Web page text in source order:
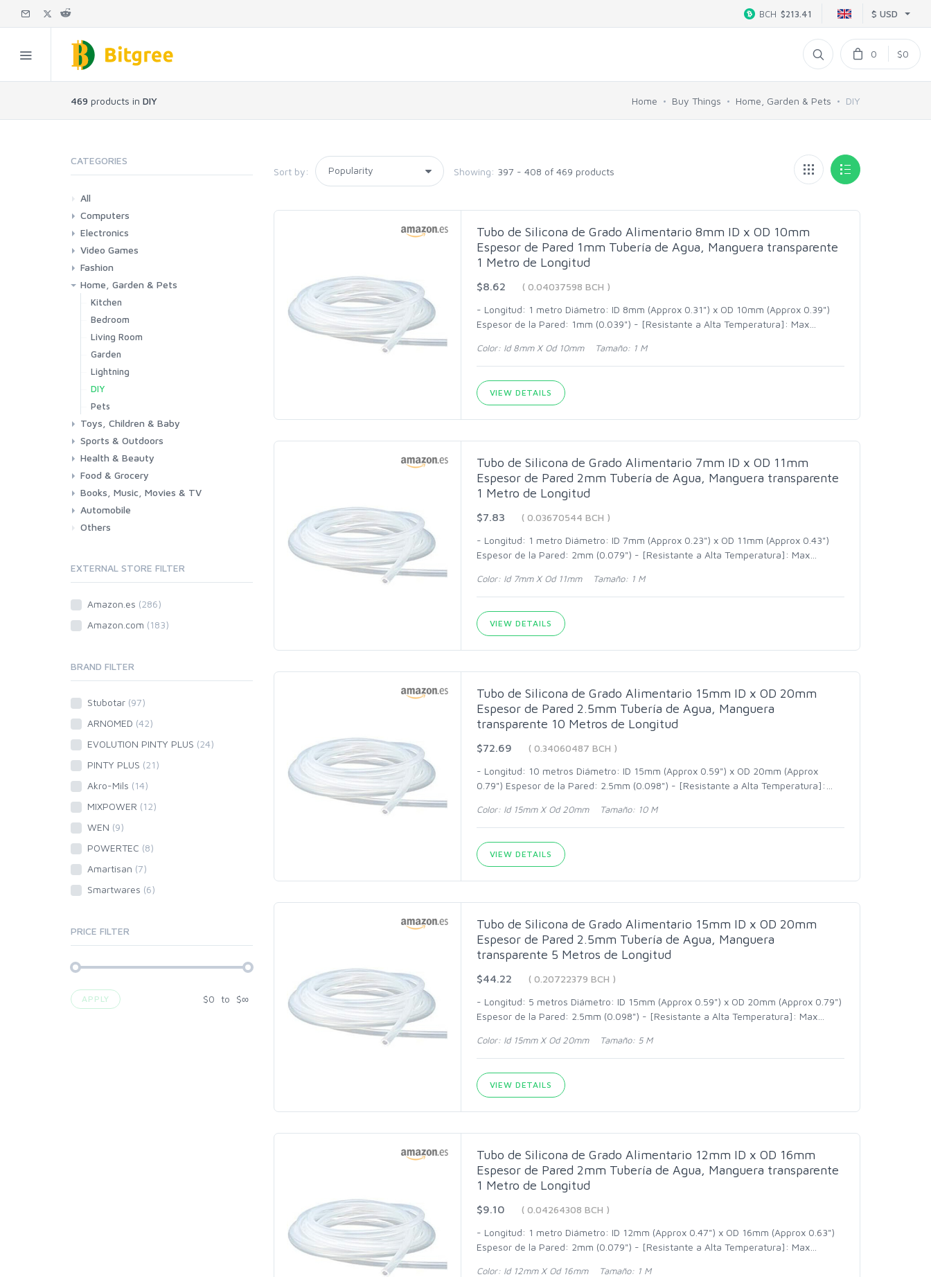
$ USD
BCH $213.41
0 $0
469 products in DIY Home Buy Things Home, Garden & Pets DIY
Sort by: Showing: 397 - 408 of 469 products
Tubo de Silicona de Grado Alimentario 8mm ID x OD 10mm
Espesor de Pared 1mm Tubería de Agua, Manguera transparente
1 Metro de Longitud
$8.62
( 0.04037598 BCH )
- Longitud: 1 metro Diámetro: ID 8mm (Approx 0.31") x OD 10mm (Approx 0.39")
Espesor de la Pared: 1mm (0.039") - [Resistante a Alta Temperatura]: Max…
Color: Id 8mm X Od 10mm Tamaño: 1 M
VIEW DETAILS
Tubo de Silicona de Grado Alimentario 7mm ID x OD 11mm
Espesor de Pared 2mm Tubería de Agua, Manguera transparente
1 Metro de Longitud
$7.83
( 0.03670544 BCH )
- Longitud: 1 metro Diámetro: ID 7mm (Approx 0.23") x OD 11mm (Approx 0.43")
Espesor de la Pared: 2mm (0.079") - [Resistante a Alta Temperatura]: Max…
Color: Id 7mm X Od 11mm Tamaño: 1 M
VIEW DETAILS
Tubo de Silicona de Grado Alimentario 15mm ID x OD 20mm
Espesor de Pared 2.5mm Tubería de Agua, Manguera
transparente 10 Metros de Longitud
$72.69
( 0.34060487 BCH )
- Longitud: 10 metros Diámetro: ID 15mm (Approx 0.59") x OD 20mm (Approx
0.79") Espesor de la Pared: 2.5mm (0.098") - [Resistante a Alta Temperatura]:
Color: Id 15mm X Od 20mm Tamaño: 10 M
VIEW DETAILS
Tubo de Silicona de Grado Alimentario 15mm ID x OD 20mm
Espesor de Pared 2.5mm Tubería de Agua, Manguera
transparente 5 Metros de Longitud
$44.22
( 0.20722379 BCH )
- Longitud: 5 metros Diámetro: ID 15mm (Approx 0.59") x OD 20mm (Approx 0.79")
Espesor de la Pared: 2.5mm (0.098") - [Resistante a Alta Temperatura]: Max…
Color: Id 15mm X Od 20mm Tamaño: 5 M
VIEW DETAILS
Tubo de Silicona de Grado Alimentario 12mm ID x OD 16mm
Espesor de Pared 2mm Tubería de Agua, Manguera transparente
1 Metro de Longitud
$9.10
( 0.04264308 BCH )
- Longitud: 1 metro Diámetro: ID 12mm (Approx 0.47") x OD 16mm (Approx 0.63")
Espesor de la Pared: 2mm (0.079") - [Resistante a Alta Temperatura]: Max…
Color: Id 12mm X Od 16mm Tamaño: 1 M
CATEGORIES
All
Computers
Laptops
Tablets
Desktops
Monitors
Components
Accessories
Printers & Ink
Electronics
Phones & Accessories
Camera & Photo
TV & Home Cinema
Video Games
Consoles & Accessories
Console Games
PC Games
Fashion
Woman
Man
Girl
Boy
Home, Garden & Pets
Kitchen
Bedroom
Living Room
Garden
Lightning
DIY
Pets
Toys, Children & Baby
Toys & Games
Baby
Sports & Outdoors
Fitness
Running
Cycling
Camping & Hiking
Health & Beauty
Health
Beauty & Personal care
Food & Grocery
Grocery
Drink
Books, Music, Movies & TV
Books
Music
Movies & Series TV
Automobile
Car
Motorbike
Others
EXTERNAL STORE FILTER
Amazon.es (286)
Amazon.com (183)
BRAND FILTER
Stubotar (97)
ARNOMED (42)
EVOLUTION PINTY PLUS (24)
PINTY PLUS (21)
Akro-Mils (14)
MIXPOWER (12)
WEN (9)
POWERTEC (8)
Amartisan (7)
Smartwares (6)
PRICE FILTER
APPLY $0 to $∞